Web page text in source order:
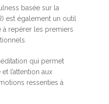
basée sur la
est également un outil
repérer les premiers
qui permet
l’attention aux
ressenties à